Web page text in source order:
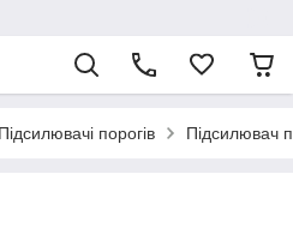
Підсилювачі порогів Підсилювач